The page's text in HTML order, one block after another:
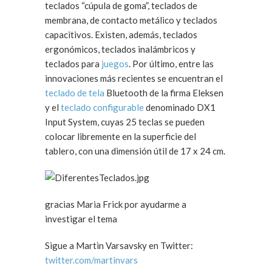
teclados “cúpula de goma”, teclados de
membrana, de contacto metálico y teclados
capacitivos. Existen, además, teclados
ergonómicos, teclados inalámbricos y
teclados para juegos. Por último, entre las
innovaciones más recientes se encuentran el
teclado de tela Bluetooth de la firma Eleksen
y el teclado configurabledenominado DX1
Input System, cuyas 25 teclas se pueden
colocar libremente en la superficie del
tablero, con una dimensión útil de 17 x 24 cm.
gracias Maria Frick por ayudarme a
investigar el tema
Sigue a Martin Varsavsky en Twitter:
twitter.com/martinvars